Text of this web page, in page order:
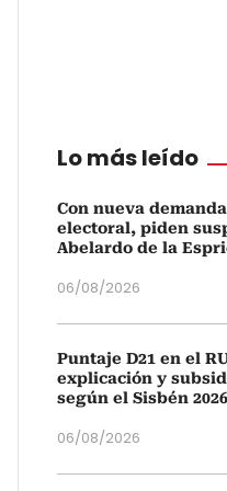
Lo más leído
Con nueva
electoral, piden
Abelardo de la
06/08/2026
Puntaje D21 en el
explicación y
según el Sisbén 2026
06/08/2026